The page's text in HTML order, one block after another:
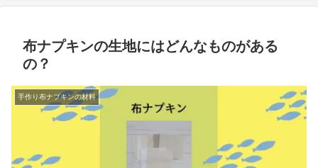
布ナプキンの生地にはどんなものがある
の？
手作り布ナプキンの材料